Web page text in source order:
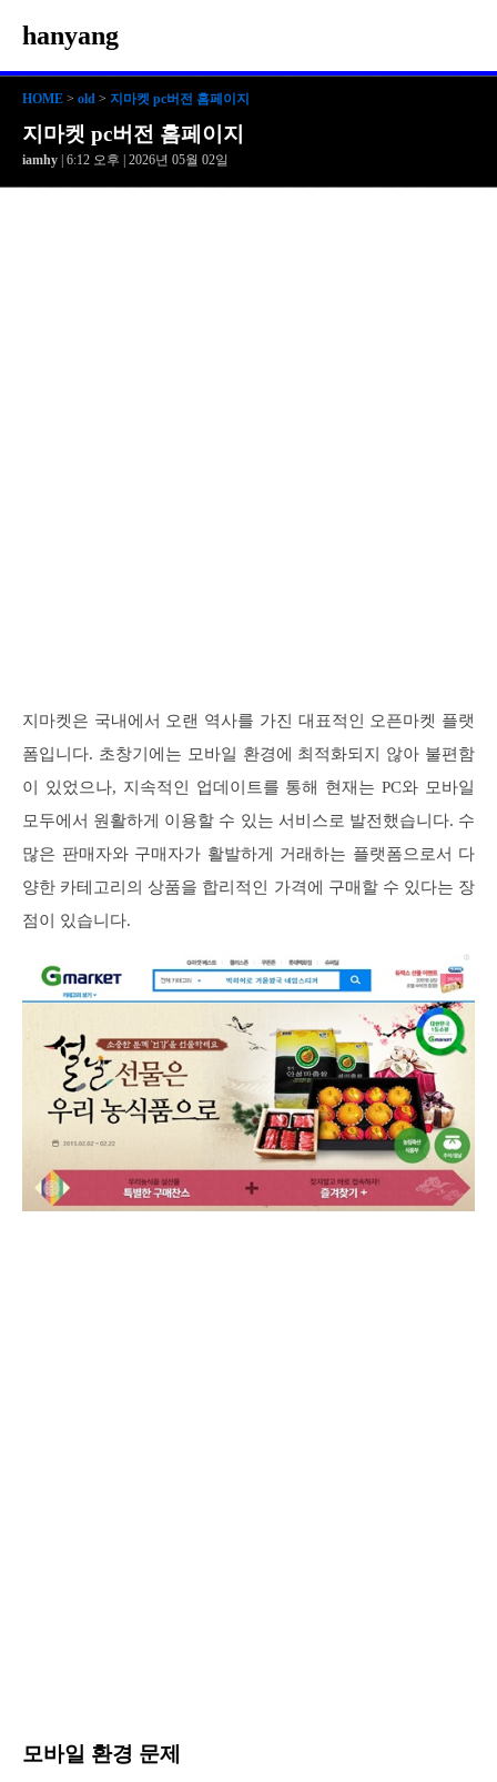
hanyang
HOME > old > 지마켓 pc버전 홈페이지
지마켓 pc버전 홈페이지
iamhy | 6:12 오후 | 2026년 05월 02일
지마켓은 국내에서 오랜 역사를 가진 대표적인 오픈마켓 플랫
폼입니다. 초창기에는 모바일 환경에 최적화되지 않아 불편함
이 있었으나, 지속적인 업데이트를 통해 현재는 PC와 모바일
모두에서 원활하게 이용할 수 있는 서비스로 발전했습니다. 수
많은 판매자와 구매자가 활발하게 거래하는 플랫폼으로서 다
양한 카테고리의 상품을 합리적인 가격에 구매할 수 있다는 장
점이 있습니다.
모바일 환경 문제